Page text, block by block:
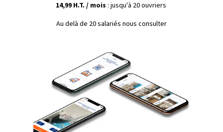
14,99 H.T. / mois : jusqu'à 20 ouvriers
Au delà de 20 salariés nous consulter